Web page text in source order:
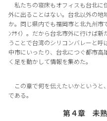
私たちの寝床もオフィスも台北に
外に出ることはない。台北以外の地
か。同じ県内でも福岡市と北九州市
ﾝﾅｻｲ）。だから台北市外に行けば
うことで台湾のシリコンバレーと
中市にいったり、台北につぐ都市
く足を動かして情報を集めた。
この章で何を伝えたいかというと
である。
第４章 未熟